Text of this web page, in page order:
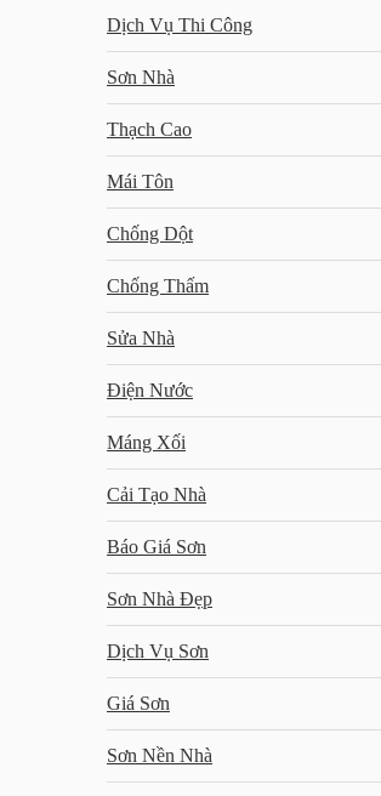
Dịch Vụ Thi Công
Sơn Nhà
Thạch Cao
Mái Tôn
Chống Dột
Chống Thấm
Sửa Nhà
Điện Nước
Máng Xối
Cải Tạo Nhà
Báo Giá Sơn
Sơn Nhà Đẹp
Dịch Vụ Sơn
Giá Sơn
Sơn Nền Nhà